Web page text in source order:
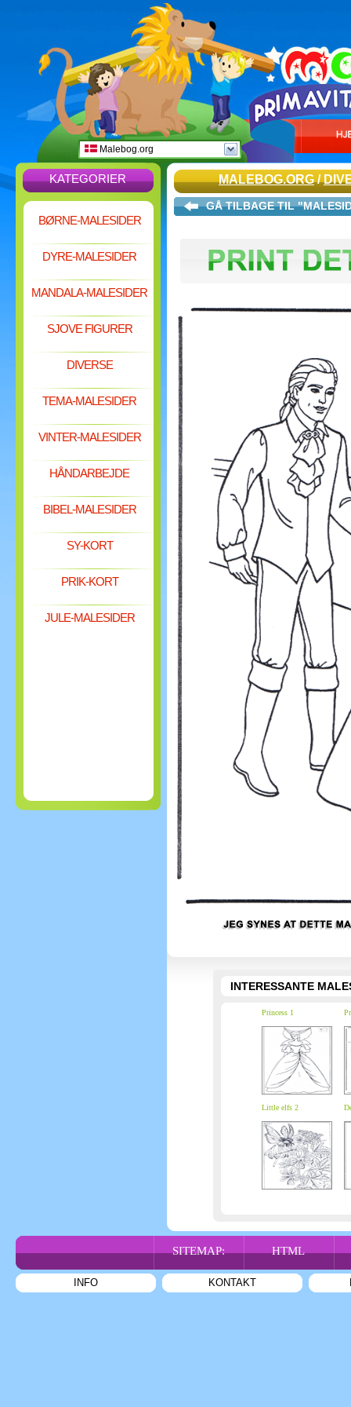
Malebog.org
KATEGORIER
BØRNE-MALESIDER
DYRE-MALESIDER
MANDALA-MALESIDER
SJOVE FIGURER
DIVERSE
TEMA-MALESIDER
VINTER-MALESIDER
HÅNDARBEJDE
BIBEL-MALESIDER
SY-KORT
PRIK-KORT
JULE-MALESIDER
MALEBOG.ORG/
GÅ TILBAGE TIL
INTERESSANTE
Princess 1
Little elfs 2
SITEMAP: HTML
INFO KONTAKT